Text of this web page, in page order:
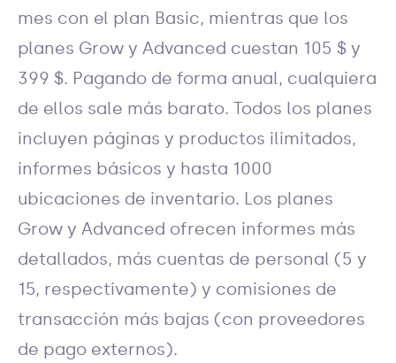
mes con el plan Basic, mientras que los
planes Grow y Advanced cuestan 105 $ y
399 $. Pagando de forma anual, cualquiera
de ellos sale más barato. Todos los planes
incluyen páginas y productos ilimitados,
informes básicos y hasta 1000
ubicaciones de inventario. Los planes
Grow y Advanced ofrecen informes más
detallados, más cuentas de personal (5 y
15, respectivamente) y comisiones de
transacción más bajas (con proveedores
de pago externos).